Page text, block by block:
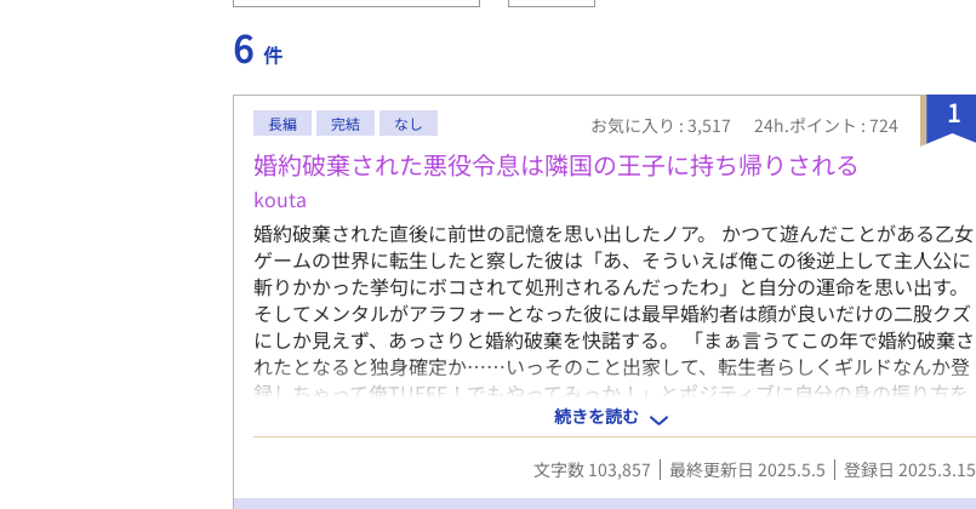
6 件
1
長編 完結 なし お気に入り : 3,517 24h.ポイント : 724
婚約破棄された悪役令息は隣国の王子に持ち帰りされる
kouta
婚約破棄された直後に前世の記憶を思い出したノア。 かつて遊んだことがある乙女
ゲームの世界に転生したと察した彼は「あ、そういえば俺この後逆上して主人公に
斬りかかった挙句にボコされて処刑されるんだったわ」と自分の運命を思い出す。
そしてメンタルがアラフォーとなった彼には最早婚約者は顔が良いだけの二股クズ
にしか見えず、あっさりと婚約破棄を快諾する。 「まぁ言うてこの年で婚約破棄さ
れたとなると独身確定か……いっそのこと出家して、転生者らしくギルドなんか登
録しちゃって俺TUEEE！でもやってみっか！」とポジティブに自分の身の振り方を
考えていたノアだったが、それまでまるで接点のなかったキラキライケメンがグイ
グイ攻めてきて……「あれ？ もしかして俺口説かれてます？」 おまけに婚約破棄
したはずの二股男もなんかやたらと絡んでくるんですが……俺の冒険者ライフはい
つ始まるんですか？？（※始まりません）
続きを読む
文字数 103,857 最終更新日 2025.5.5 登録日 2025.3.15